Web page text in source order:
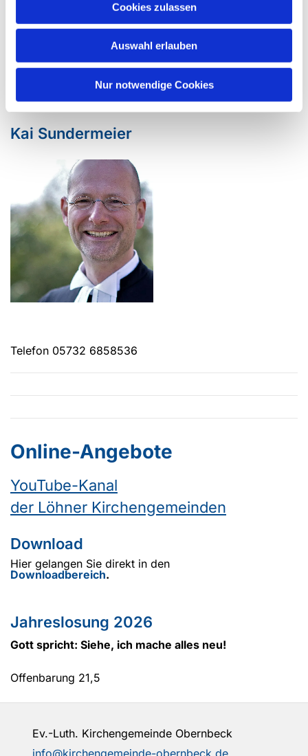
Cookies zulassen
Auswahl erlauben
Nur notwendige Cookies
Kai Sundermeier
Telefon 05732 6858536
Online-Angebote
YouTube-Kanal
der Löhner Kirchengemeinden
Download
Hier gelangen Sie direkt in den
Downloadbereich.
Jahreslosung 2026
Gott spricht: Siehe, ich mache alles neu!
Offenbarung 21,5
Ev.-Luth. Kirchengemeinde Obernbeck
info@kirchengemeinde-obernbeck.de